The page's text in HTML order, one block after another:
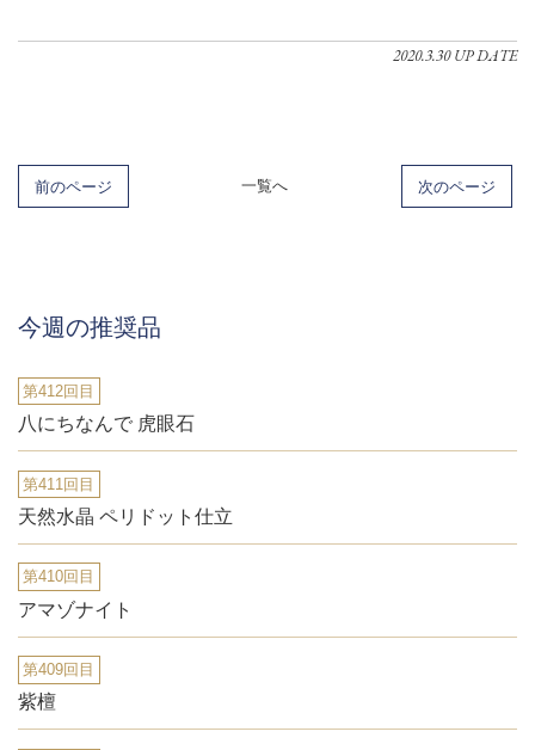
2020.3.30 UP DATE
前のページ 一覧へ 次のページ
今週の推奨品
第412回目
八にちなんで 虎眼石
第411回目
天然水晶 ペリドット仕立
第410回目
アマゾナイト
第409回目
紫檀